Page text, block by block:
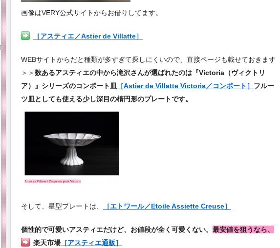
画像はVERY公式サイトからお借りしてます。
［アスティエ／Astier de Villatte］
WEBサイトからだと種類が多すぎて探しにくいので、直接ページも載せておきます
＞＞数あるアスティエの中から滝沢さんが選ばれたのは『Victoria（ヴィクトリ
ア）』シリーズのコンポート皿
［Astier de Villatte Victoria／コンポート］ フルー
ツ皿としても使える少し深目の楕円形のプレートです。
そして、星型プレートは、 ［エトワール／Etoile Assiette Creuse］
個性的で可愛いアスティエだけど、お値段が全く可愛くない。 最安値を狙うなら、
楽天市場［アスティエ通販］